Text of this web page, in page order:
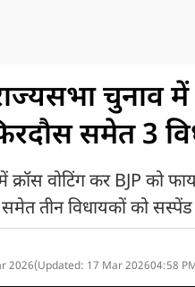
चुनाव में
समेत 3
वोटिंग कर BJP को
तीन विधायकों को
2026(Updated: 17 Mar 202604:58